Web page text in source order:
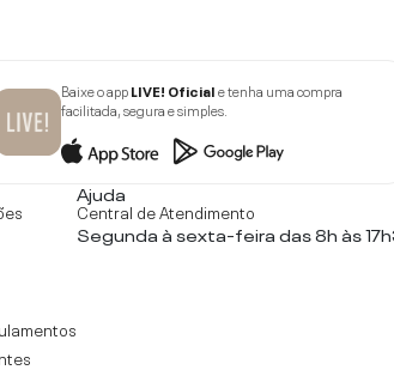
Baixe o appLIVE! Oficiale tenha uma compra
facilitada, segura e simples.
Ajuda
Central de Atendimento
Segunda à sexta-feira das 8h às